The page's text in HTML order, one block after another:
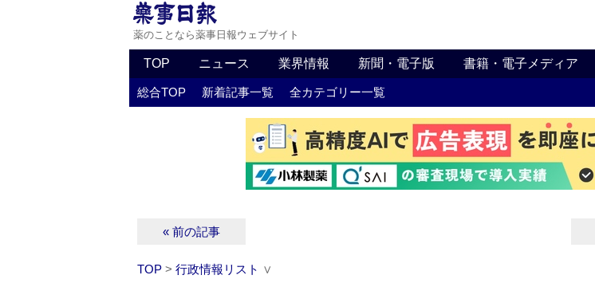
薬のことなら薬事日報ウェブサイト
TOP ニュース 業界情報 新聞・電子版 書籍・電子メディア
総合TOP 新着記事一覧 全カテゴリー一覧
« 前の記事
TOP > 行政情報リスト ∨